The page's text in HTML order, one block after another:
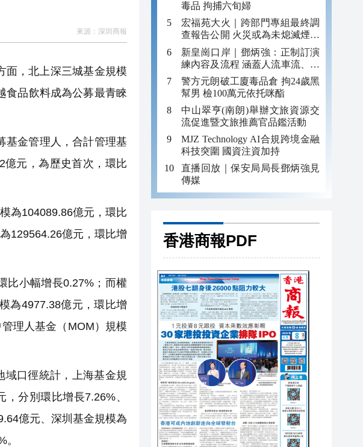
來源： 深圳商報
面，北上深三城基金規模
食品飲料成為公募最青睞
基金管理人，合計管理基
億元，為歷史首次，環比
為104089.86億元，環比
129564.26億元，環比增
比小幅增長0.27%；而權
為4977.38億元，環比增
理人基金（MOM）規模
口徑統計，上海基金規
分別環比增長7.26%、
億元、深圳基金規模為
毒品 拘捕六旬婦
宏福苑大火｜跨部門專組最終調
查報告公開 火災或為未熄滅煙頭
引發
新皇崗口岸｜鄧炳強：正制訂演
練內容及流程 涵蓋人流車流、緊
急應變等
警方元朗破工廈毒品倉 拘24歲黑
幫男 檢100萬元依托咪酯
中山翠亨(南朗)舉辦文旅資源交
流促進暨文旅推薦官品鑑活動
MJZ Technology AI合規跨境金融
科技突圍 國資注資加持
直播回放｜保安局局長鄧炳強見
傳媒
香港商報PDF